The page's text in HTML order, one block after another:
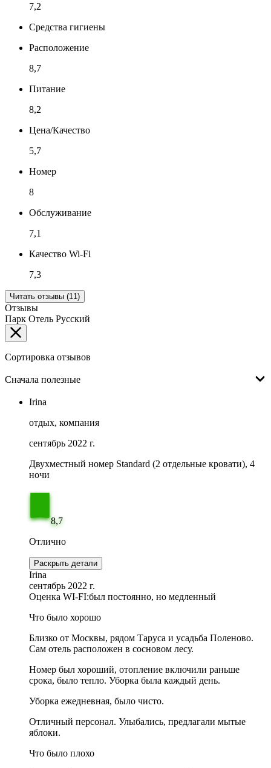
7,2
Средства гигиены
Расположение
8,7
Питание
8,2
Цена/Качество
5,7
Номер
8
Обслуживание
7,1
Качество Wi-Fi
7,3
Читать отзывы (11)
Отзывы
Парк Отель Русский
Сортировка отзывов
Сначала полезные
Irina
отдых, компания
сентябрь 2022 г.
Двухместный номер Standard (2 отдельные кровати), 4
ночи
8,7
Отлично
Раскрыть детали
Irina
сентябрь 2022 г.
Оценка WI-FI:был постоянно, но медленный
Что было хорошо
Близко от Москвы, рядом Таруса и усадьба Поленово.
Сам отель расположен в сосновом лесу.
Номер был хороший, отопление включили раньше
срока, было тепло. Уборка была каждый день.
Уборка ежедневная, было чисто.
Отличный персонал. Улыбались, предлагали мытые
яблоки.
Что было плохо